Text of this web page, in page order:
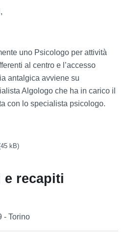
uno Psicologo per attività
al centro e l’accesso
antalgica avviene su
Algologo che ha in carico il
con lo specialista psicologo.
kB)
e recapiti
- Torino